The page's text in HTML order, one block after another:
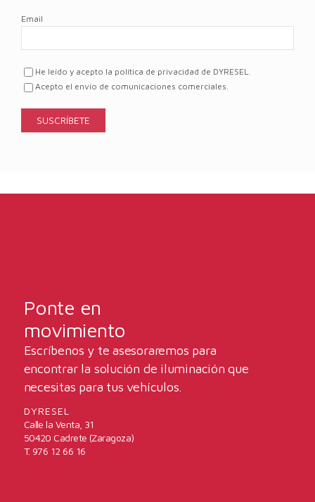
Email
He leído y acepto la política de privacidad de DYRESEL.
Acepto el envío de comunicaciones comerciales.
Ponte en
movimiento
Escríbenos y te asesoraremos para
encontrar la solución de iluminación que
necesitas para tus vehículos.
DYRESEL
Calle la Venta, 31
50420 Cadrete (Zaragoza)
T. 976 12 66 16